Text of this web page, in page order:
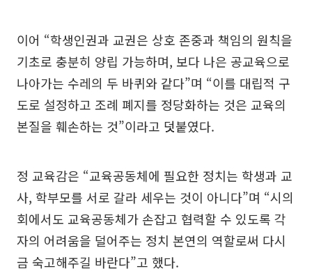
이어 “학생인권과 교권은 상호 존중과 책임의 원칙을
기초로 충분히 양립 가능하며, 보다 나은 공교육으로
나아가는 수레의 두 바퀴와 같다”며 “이를 대립적 구
도로 설정하고 조례 폐지를 정당화하는 것은 교육의
본질을 훼손하는 것”이라고 덧붙였다.
정 교육감은 “교육공동체에 필요한 정치는 학생과 교
사, 학부모를 서로 갈라 세우는 것이 아니다”며 “시의
회에서도 교육공동체가 손잡고 협력할 수 있도록 각
자의 어려움을 덜어주는 정치 본연의 역할로써 다시
금 숙고해주길 바란다”고 했다.